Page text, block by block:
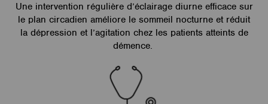
Une intervention régulière d’éclairage diurne efficace sur
le plan circadien améliore le sommeil nocturne et réduit
la dépression et l’agitation chez les patients atteints de
démence.